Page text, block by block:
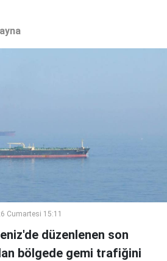
Cumartesi 15:11
düzenlenen son
bölgede gemi trafiğini